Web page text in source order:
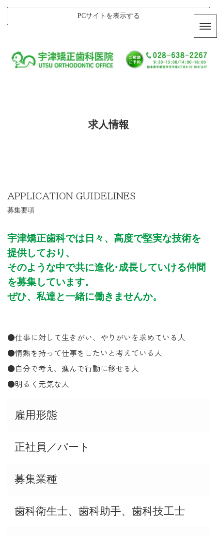
PCサイトを表示する
求人情報
APPLICATION GUIDELINES
募集要項
宇津矯正歯科では日々、高度で堅実な技術を
提供しており、
そのような中で共に進化･成長していける仲間
を募集しています。
ぜひ、私達と一緒に働きませんか。
●仕事に対して生きがい、やりがいを求めている人
●情熱を持って仕事をしたいと考えている人
●自分で考え、進んで行動に移せる人
●明るく元気な人
雇用形態
正社員／パート
募集業種
歯科衛生士、歯科助手、歯科技工士